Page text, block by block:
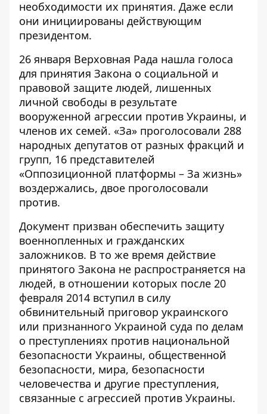
необходимости их принятия. Даже если
они инициированы действующим
президентом.
26 января Верховная Рада нашла голоса
для принятия Закона о социальной и
правовой защите людей, лишенных
личной свободы в результате
вооруженной агрессии против Украины, и
членов их семей. «За» проголосовали 288
народных депутатов от разных фракций и
групп, 16 представителей
«Оппозиционной платформы – За жизнь»
воздержались, двое проголосовали
против.
Документ призван обеспечить защиту
военнопленных и гражданских
заложников. В то же время действие
принятого Закона не распространяется на
людей, в отношении которых после 20
февраля 2014 вступил в силу
обвинительный приговор украинского
или признанного Украиной суда по делам
о преступлениях против национальной
безопасности Украины, общественной
безопасности, мира, безопасности
человечества и другие преступления,
связанные с агрессией против Украины.